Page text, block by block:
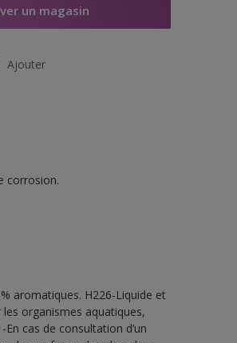
un magasin
Ajouter
corrosion.
aromatiques. H226-Liquide et
organismes aquatiques,
cas de consultation d’un